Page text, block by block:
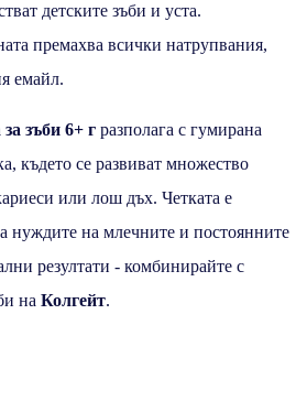
детските зъби и уста.
премахва всички натрупвания,
емайл.
зъби 6+ г разполага с гумирана
където се развиват множество
или лош дъх. Четката е
нуждите на млечните и постоянните
резултати - комбинирайте с
на Колгейт.